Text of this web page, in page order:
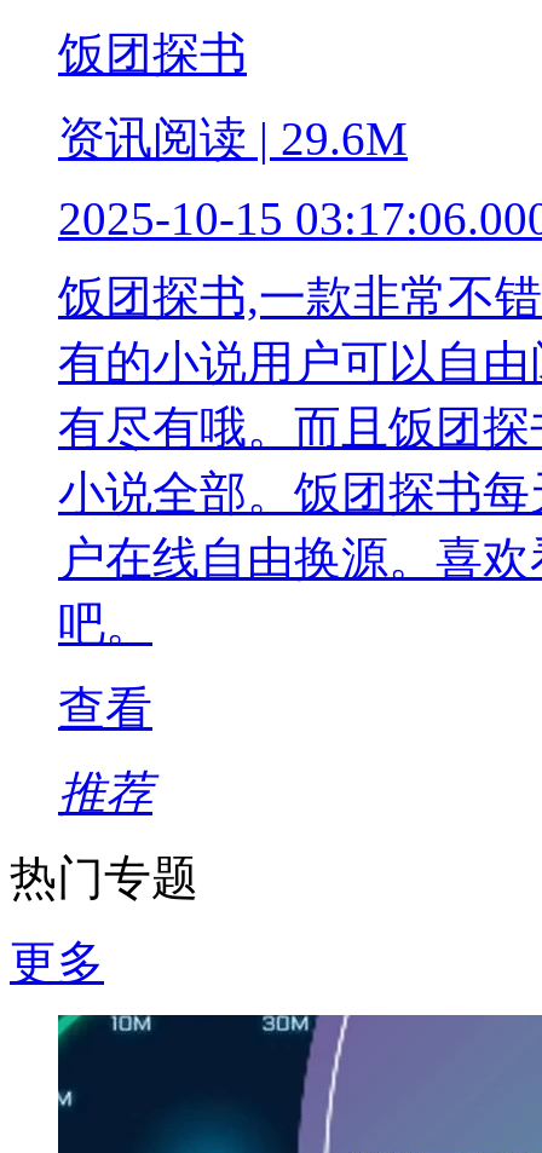
饭团探书
资讯阅读 | 29.6M
2025-10-15
饭团探书,一款非常不
有的小说用户可以自
有尽有哦。而且饭团
小说全部。饭团探书
户在线自由换源。喜
吧。
查看
推荐
热门专题
更多